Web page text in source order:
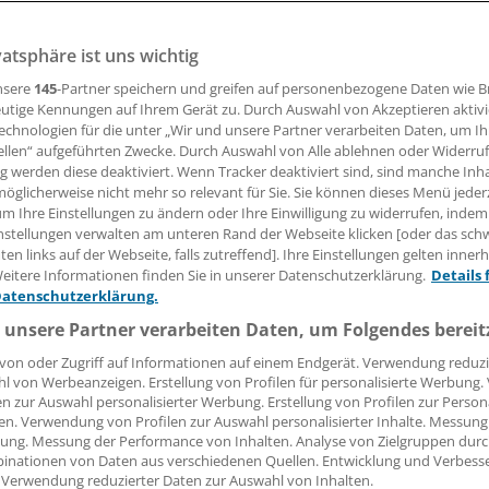
(gvg). Was bei Erwachsenen normal ist, kann bei Kindern
sein. Wenn ein Kind mit Schmerzen eine Herzfrequenz
geboten.
08:00 Uhr
einer Bradykardie sollte immer eine Hypoxämie
der Kinderanästhesist Dr. Alexander Dorsch aus München
Was eine Bradykardie ist, hängt dabei stark von der
von 90 bei einem Kleinkind, das vom Wickeltisch
zugezogen hat, bereits hochverdächtig. "Diese Kinder
200 haben. Haben sie das nicht, dann stimmt etwas
ist uns wichtig
145-Partner speichern und greifen auf personenbezogene Daten wie
Kennungen auf Ihrem Gerät zu. Durch Auswahl von Akzeptieren
für die unter „Wir und unsere Partner verarbeiten Daten, um
aufgeführten Zwecke. Durch Auswahl von Alle ablehnen oder
werden diese deaktiviert. Wenn Tracker deaktiviert sind, sind manche
nicht mehr so relevant für Sie. Sie können dieses Menü
Ihre Einstellungen zu ändern oder Ihre Einwilligung zu widerrufen, indem
verwalten am unteren Rand der Webseite klicken [oder das
links auf der Webseite, falls zutreffend]. Ihre Einstellungen gelten
Informationen finden Sie in unserer Datenschutzerklärung. Details
Partner verarbeiten Daten, um Folgendes
oder Zugriff auf Informationen auf einem Endgerät. Verwendung
von Werbeanzeigen. Erstellung von Profilen für personalisierte
zur Auswahl personalisierter Werbung. Erstellung von Profilen zur
Verwendung von Profilen zur Auswahl personalisierter Inhalte.
Messung der Performance von Inhalten. Analyse von Zielgruppen
von Daten aus verschiedenen Quellen. Entwicklung und
reduzierter Daten zur Auswahl von Inhalten.